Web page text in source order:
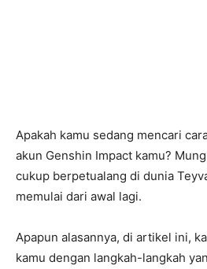
Apakah kamu sedang mencari
akun Genshin Impact kamu?
cukup berpetualang di dunia
memulai dari awal lagi.
Apapun alasannya, di artikel ini,
kamu dengan langkah-langkah